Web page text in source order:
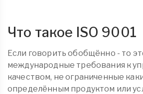
Что такое ISO 9001
Если говорить обобщённо - то
международные требования к
качеством, не ограниченные
определённым продуктом или